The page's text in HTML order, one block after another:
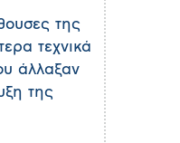
της
τεχνικά
άλλαξαν
της